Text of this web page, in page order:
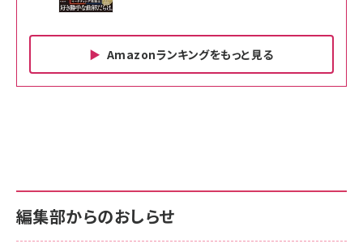
Amazonランキングをもっと見る
￥880
anan(アンアン)2026/06/24号 No.2500増刊
スペシャルエディション[王道エンタメの矜持／
サポート正規品 メーカー保証5年 KLMEA128G
NIMASO ガラスフィルム iPhone 17 用 保護フィ
サポート正規品 メーカー保証5年 KLMEA128G
Amazon eギフトカード - Amazonロゴ - クラ
編集部からのおしらせ